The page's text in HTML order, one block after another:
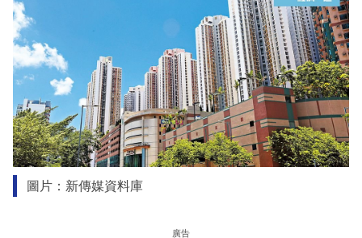
圖片：新傳媒資料庫
廣告